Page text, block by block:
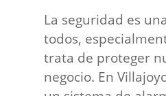
La seguridad es
todos,
trata de proteger
negocio. En